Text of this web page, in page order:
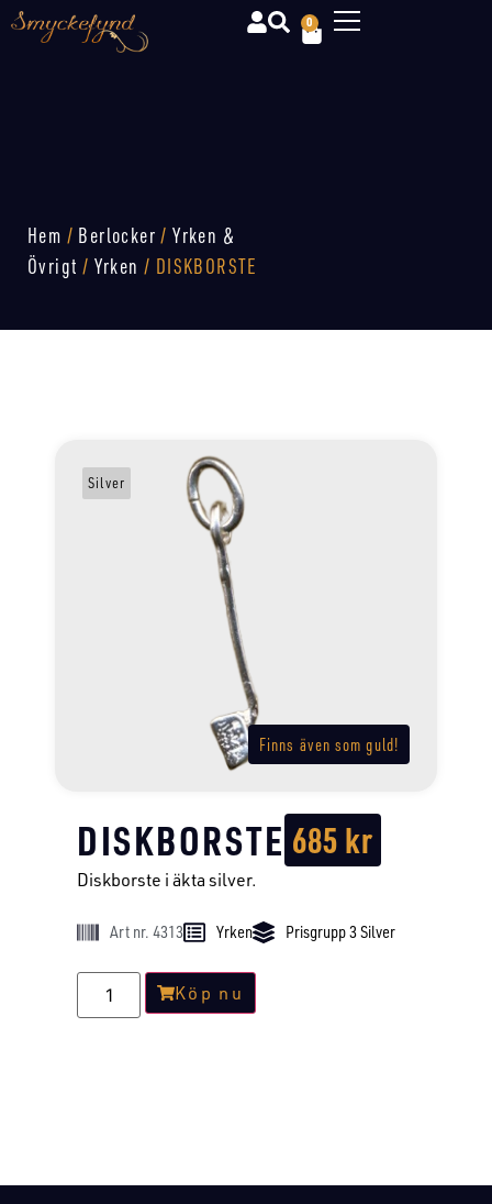
0
Hem / Berlocker /Yrken &
Övrigt / Yrken / DISKBORSTE
Finns även som guld!
Silver
DISKBORSTE 685kr
Diskborste i äkta silver.
Art nr. 4313 Yrken Prisgrupp 3 Silver
Köp nu